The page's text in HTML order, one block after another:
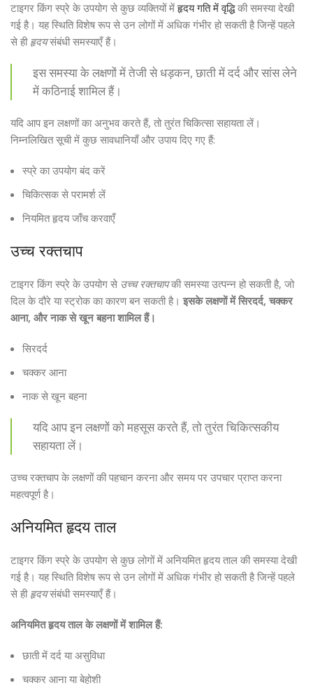
टाइगर किंग स्प्रे के उपयोग से कुछ व्यक्तियों मेंहृदय गति में वृद्धिकी समस्या देखी
गई है। यह स्थिति विशेष रूप से उन लोगों में अधिक गंभीर हो सकती है जिन्हें पहले
से ही हृदयसंबंधी समस्याएँ हैं।
इस समस्या के लक्षणों में तेजी से धड़कन, छाती में दर्द और सांस लेने
में कठिनाई शामिल हैं।
यदि आप इन लक्षणों का अनुभव करते हैं, तो तुरंत चिकित्सा सहायता लें।
निम्नलिखित सूची में कुछ सावधानियाँ और उपाय दिए गए हैं:
स्प्रे का उपयोग बंद करें
चिकित्सक से परामर्श लें
नियमित हृदय जाँच करवाएँ
उच्च रक्तचाप
टाइगर किंग स्प्रे के उपयोग से उच्च रक्तचापकी समस्या उत्पन्न हो सकती है, जो
दिल के दौरे या स्ट्रोक का कारण बन सकती है। इसके लक्षणों में सिरदर्द, चक्कर
आना, और नाक से खून बहना शामिल हैं।
सिरदर्द
चक्कर आना
नाक से खून बहना
यदि आप इन लक्षणों को महसूस करते हैं, तो तुरंत चिकित्सकीय
सहायता लें।
उच्च रक्तचाप के लक्षणों की पहचान करना और समय पर उपचार प्राप्त करना
महत्वपूर्ण है।
अनियमित हृदय ताल
टाइगर किंग स्प्रे के उपयोग से कुछ लोगों में अनियमित हृदय ताल की समस्या देखी
गई है। यह स्थिति विशेष रूप से उन लोगों में अधिक गंभीर हो सकती है जिन्हें पहले
से ही हृदयसंबंधी समस्याएँ हैं।
अनियमित हृदय ताल के लक्षणों में शामिल हैं:
छाती में दर्द या असुविधा
चक्कर आना या बेहोशी